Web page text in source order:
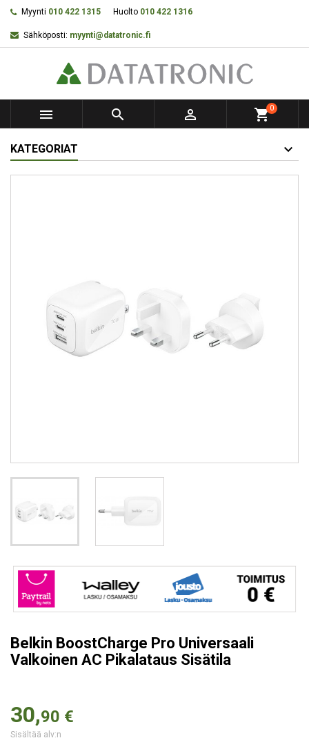
Myynti 010 422 1315 Huolto 010 422 1316
Sähköposti: myynti@datatronic.fi
   shopping_cart0
KATEGORIAT
Belkin BoostCharge Pro Universaali
Valkoinen AC Pikalataus Sisätila
30,90 €
Sisältää alv:n